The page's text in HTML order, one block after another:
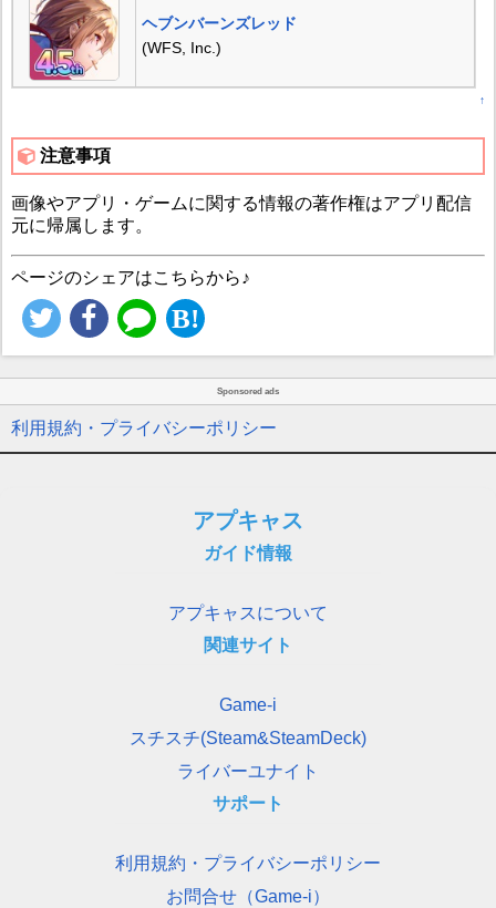
ヘブンバーンズレッド
(WFS, Inc.)
↑
注意事項
画像やアプリ・ゲームに関する情報の著作権はアプリ配信
元に帰属します。
ページのシェアはこちらから♪
Sponsored ads
利用規約・プライバシーポリシー
アプキャス
ガイド情報
アプキャスについて
関連サイト
Game-i
スチスチ(Steam&SteamDeck)
ライバーユナイト
サポート
利用規約・プライバシーポリシー
お問合せ（Game-i）